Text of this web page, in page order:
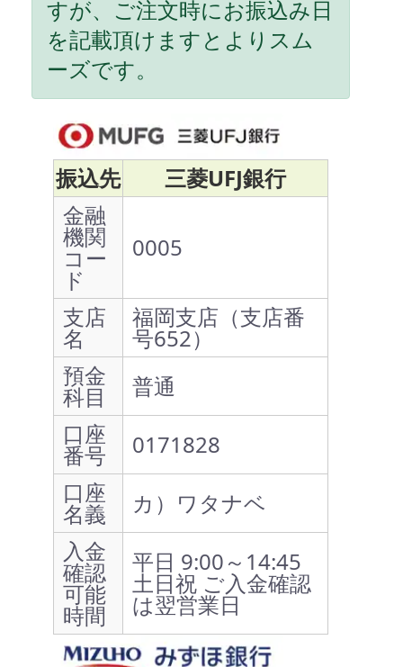
すが、ご注文時にお振込み日
を記載頂けますとよりスム
ーズです。
振込先
三菱UFJ銀行
金融
機関
コー
ド
0005
支店
名
福岡支店（支店番
号652）
預金
科目
普通
口座
番号
0171828
口座
名義
カ）ワタナベ
入金
確認
可能
時間
平日 9:00～14:45
土日祝 ご入金確認
は翌営業日